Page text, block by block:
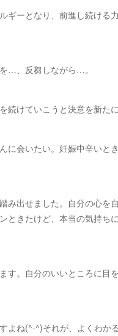
ギーとなり、前進し続ける
…、反芻しながら…。
けていこうと決意を新たに
に会いたい。妊娠中辛いと
出せました。自分の心を
ときたけど、本当の気持ち
す。自分のいいところに目
よね(^-^)それが、よくわか